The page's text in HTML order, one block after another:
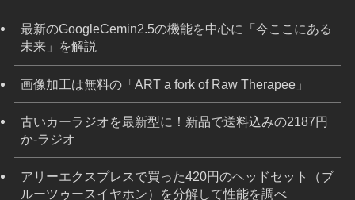
最新のGoogleCemin2.5の機能を中心に「今ここにある
未来」を解説
画像加工は無料の「ART a fork of Raw Therapee」
古いカーラジオを最新型に！新品で送料込みの2187円
か-ラジオ
アリーエクスプレスで買った420円のヘッドセット（ブ
ルーツゥースイヤホン）を分解して性能を調べ